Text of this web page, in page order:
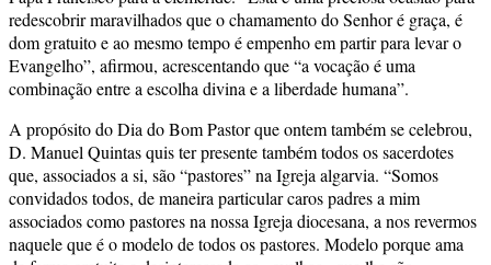
redescobrir maravilhados que o chamamento do Senhor é graça, é
dom gratuito e ao mesmo tempo é empenho em partir para levar o
Evangelho”, afirmou, acrescentando que “a vocação é uma
combinação entre a escolha divina e a liberdade humana”.
A propósito do Dia do Bom Pastor que ontem também se celebrou,
D. Manuel Quintas quis ter presente também todos os sacerdotes
que, associados a si, são “pastores” na Igreja algarvia. “Somos
convidados todos, de maneira particular caros padres a mim
associados como pastores na nossa Igreja diocesana, a nos revermos
naquele que é o modelo de todos os pastores. Modelo porque ama